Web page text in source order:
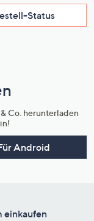
Status
Co. herunterladen
Android
einkaufen